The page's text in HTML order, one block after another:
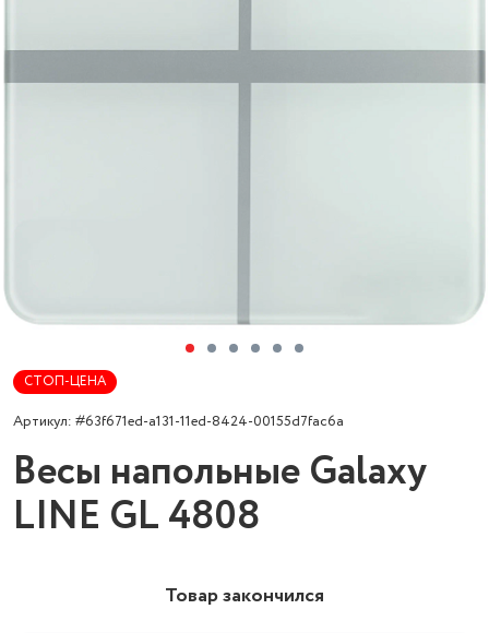
СТОП-ЦЕНА
Артикул: #63f671ed-a131-11ed-8424-00155d7fac6a
Весы напольные Galaxy
LINE GL 4808
Товар закончился